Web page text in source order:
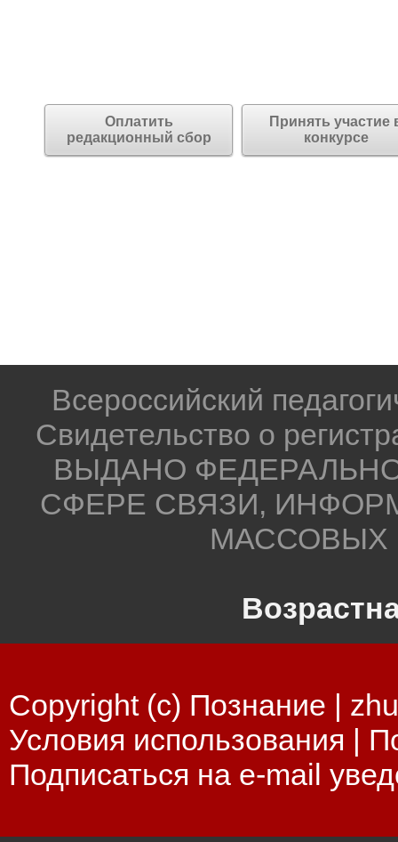
Оплатить
редакционный сбор
Принять участие
конкурсе
Всероссийский
Свидетельство о
ВЫДАНО
СФЕРЕ СВЯЗИ,
МАССОВЫХ
Copyright (c) Познание |
Условия использования |
Подписаться на e-mail